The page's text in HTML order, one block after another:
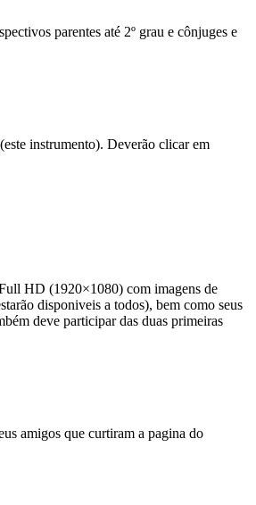
parentes até 2º grau e cônjuges e
instrumento). Deverão clicar em
HD (1920×1080) com imagens de
disponiveis a todos), bem como seus
deve participar das duas primeiras
amigos que curtiram a pagina do